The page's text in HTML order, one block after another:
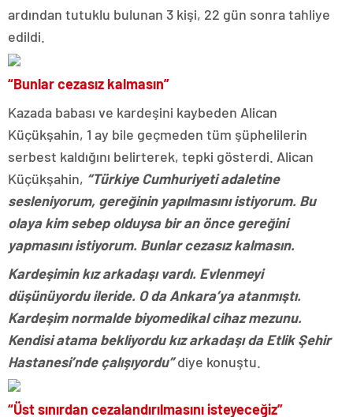
ardından tutuklu bulunan 3 kişi, 22 gün sonra tahliye
edildi.
“Bunlar cezasız kalmasın”
Kazada babası ve kardeşini kaybeden Alican
Küçükşahin, 1 ay bile geçmeden tüm şüphelilerin
serbest kaldığını belirterek, tepki gösterdi. Alican
Küçükşahin, “Türkiye Cumhuriyeti adaletine
sesleniyorum, gereğinin yapılmasını istiyorum. Bu
olaya kim sebep olduysa bir an önce gereğini
yapmasını istiyorum. Bunlar cezasız kalmasın.
Kardeşimin kız arkadaşı vardı. Evlenmeyi
düşünüyordu ileride. O da Ankara’ya atanmıştı.
Kardeşim normalde biyomedikal cihaz mezunu.
Kendisi atama bekliyordu kız arkadaşı da Etlik Şehir
Hastanesi’nde çalışıyordu”diye konuştu.
“Üst sınırdan cezalandırılmasını isteyeceğiz”